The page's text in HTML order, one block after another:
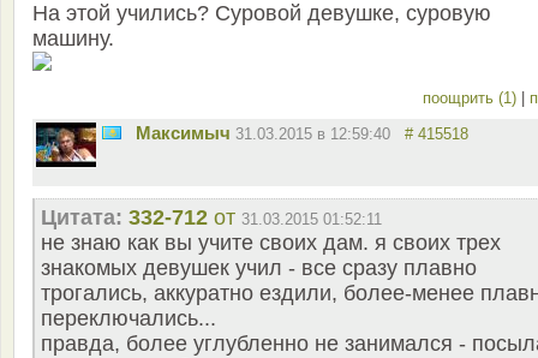
На этой учились? Суровой девушке, суровую
машину.
поощрить (1)
Максимыч 31.03.2015 в 12:59:40 # 415518
Цитата: 332-712 от 31.03.2015 01:52:11
не знаю как вы учите своих дам. я своих трех
знакомых девушек учил - все сразу плавно
трогались, аккуратно ездили, более-менее
переключались...
правда, более углубленно не занимался -